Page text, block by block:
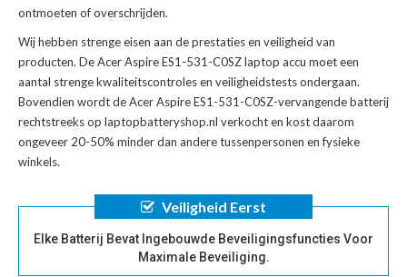
ontmoeten of overschrijden.
Wij hebben strenge eisen aan de prestaties en veiligheid van
producten. DeAcer Aspire ES1-531-C0SZ laptop accu moet een
aantal strenge kwaliteitscontroles en veiligheidstests ondergaan.
Bovendien wordt deAcer Aspire ES1-531-C0SZ-vervangende batterij
rechtstreeks op laptopbatteryshop.nl verkocht en kost daarom
ongeveer 20-50% minder dan andere tussenpersonen en fysieke
winkels.
Veiligheid Eerst
Elke Batterij Bevat Ingebouwde Beveiligingsfuncties Voor
Maximale Beveiliging.